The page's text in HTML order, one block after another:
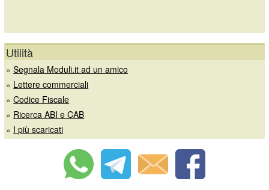
Utilità
»Segnala Moduli.it ad un amico
» Lettere commerciali
»Codice Fiscale
» Ricerca ABI e CAB
» I più scaricati